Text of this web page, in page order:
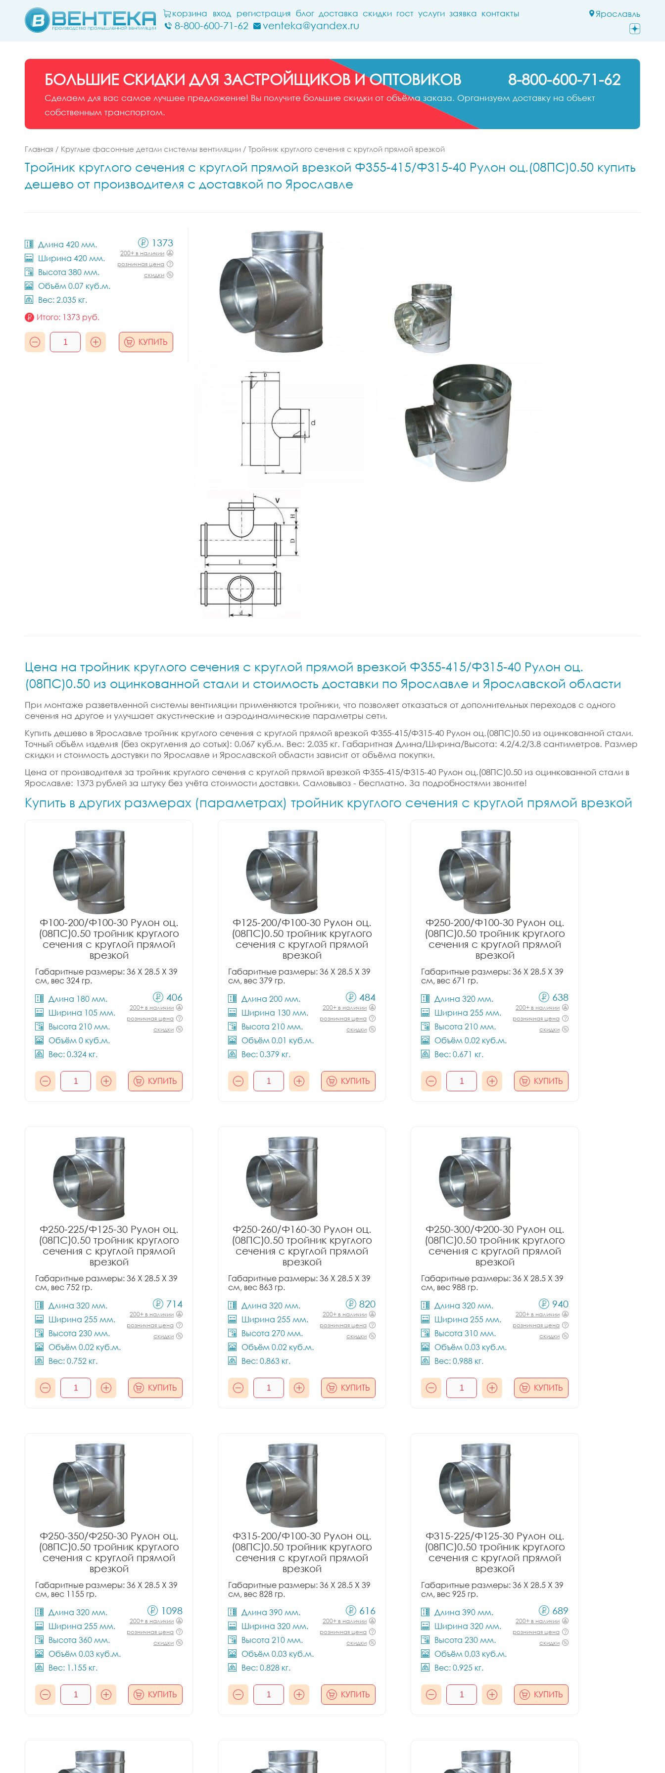
Ярославль
корзина вход регистрация блог доставка скидки гост услуги заявка контакты
8-800-600-71-62 venteka@yandex.ru
БОЛЬШИЕ СКИДКИ ДЛЯ ЗАСТРОЙЩИКОВ И ОПТОВИКОВ 8-800-600-71-62
Сделаем для вас самое лучшее предложение! Вы получите большие скидки от объёма заказа. Организуем доставку на объект
собственным транспортом.
Главная / Круглые фасонные детали системы вентиляции / Тройник круглого сечения с круглой прямой врезкой
Тройник круглого сечения с круглой прямой врезкой Ф355-415/Ф315-40 Рулон оц.(08ПС)0.50 купить
дешево от производителя с доставкой по Ярославле
Длина 420 мм.
Ширина 420 мм.
Высота 380 мм.
Объём 0.07 куб.м.
Вес: 2.035 кг.
1373
200+ в наличии
розничная цена
скидки
Итого: 1373 руб.
КУПИТЬ
Цена на тройник круглого сечения с круглой прямой врезкой Ф355-415/Ф315-40 Рулон оц.
(08ПС)0.50 из оцинкованной стали и стоимость доставки по Ярославле и Ярославской области
При монтаже разветвленной системы вентиляции применяются тройники, что позволяет отказаться от дополнительных переходов с одного
сечения на другое и улучшает акустические и аэродинамические параметры сети.
Купить дешево в Ярославле тройник круглого сечения с круглой прямой врезкой Ф355-415/Ф315-40 Рулон оц.(08ПС)0.50 из оцинкованной стали.
Точный объём изделия (без округления до сотых): 0.067 куб.м. Вес: 2.035 кг. Габаритная Длина/Ширина/Высота: 4.2/4.2/3.8 сантиметров. Размер
скидки и стоимость достувки по Ярославле и Ярославской области зависит от объёма покупки.
Цена от производителя за тройник круглого сечения с круглой прямой врезкой Ф355-415/Ф315-40 Рулон оц.(08ПС)0.50 из оцинкованной стали в
Ярославле: 1373 рублей за штуку без учёта стоимости доставки. Самовывоз - бесплатно. За подробностями звоните!
Купить в других размерах (параметрах) тройник круглого сечения с круглой прямой врезкой
Ф100-200/Ф100-30 Рулон оц.
(08ПС)0.50 тройник круглого
сечения с круглой прямой
врезкой
Габаритные размеры: 36 X 28.5 X 39
см, вес 324 гр.
Длина 180 мм.
Ширина 105 мм.
Высота 210 мм.
Объём 0 куб.м.
Вес: 0.324 кг.
406
200+ в наличии
розничная цена
скидки
КУПИТЬ
Ф125-200/Ф100-30 Рулон оц.
(08ПС)0.50 тройник круглого
сечения с круглой прямой
врезкой
Габаритные размеры: 36 X 28.5 X 39
см, вес 379 гр.
Длина 200 мм.
Ширина 130 мм.
Высота 210 мм.
Объём 0.01 куб.м.
Вес: 0.379 кг.
484
200+ в наличии
розничная цена
скидки
КУПИТЬ
Ф250-200/Ф100-30 Рулон оц.
(08ПС)0.50 тройник круглого
сечения с круглой прямой
врезкой
Габаритные размеры: 36 X 28.5 X 39
см, вес 671 гр.
Длина 320 мм.
Ширина 255 мм.
Высота 210 мм.
Объём 0.02 куб.м.
Вес: 0.671 кг.
638
200+ в наличии
розничная цена
скидки
КУПИТЬ
Ф250-225/Ф125-30 Рулон оц.
(08ПС)0.50 тройник круглого
сечения с круглой прямой
врезкой
Габаритные размеры: 36 X 28.5 X 39
см, вес 752 гр.
Длина 320 мм.
Ширина 255 мм.
Высота 230 мм.
Объём 0.02 куб.м.
Вес: 0.752 кг.
714
200+ в наличии
розничная цена
скидки
КУПИТЬ
Ф250-260/Ф160-30 Рулон оц.
(08ПС)0.50 тройник круглого
сечения с круглой прямой
врезкой
Габаритные размеры: 36 X 28.5 X 39
см, вес 863 гр.
Длина 320 мм.
Ширина 255 мм.
Высота 270 мм.
Объём 0.02 куб.м.
Вес: 0.863 кг.
820
200+ в наличии
розничная цена
скидки
КУПИТЬ
Ф250-300/Ф200-30 Рулон оц.
(08ПС)0.50 тройник круглого
сечения с круглой прямой
врезкой
Габаритные размеры: 36 X 28.5 X 39
см, вес 988 гр.
Длина 320 мм.
Ширина 255 мм.
Высота 310 мм.
Объём 0.03 куб.м.
Вес: 0.988 кг.
940
200+ в наличии
розничная цена
скидки
КУПИТЬ
Ф250-350/Ф250-30 Рулон оц.
(08ПС)0.50 тройник круглого
сечения с круглой прямой
врезкой
Габаритные размеры: 36 X 28.5 X 39
см, вес 1155 гр.
Длина 320 мм.
Ширина 255 мм.
Высота 360 мм.
Объём 0.03 куб.м.
Вес: 1.155 кг.
1098
200+ в наличии
розничная цена
скидки
КУПИТЬ
Ф315-200/Ф100-30 Рулон оц.
(08ПС)0.50 тройник круглого
сечения с круглой прямой
врезкой
Габаритные размеры: 36 X 28.5 X 39
см, вес 828 гр.
Длина 390 мм.
Ширина 320 мм.
Высота 210 мм.
Объём 0.03 куб.м.
Вес: 0.828 кг.
616
200+ в наличии
розничная цена
скидки
КУПИТЬ
Ф315-225/Ф125-30 Рулон оц.
(08ПС)0.50 тройник круглого
сечения с круглой прямой
врезкой
Габаритные размеры: 36 X 28.5 X 39
см, вес 925 гр.
Длина 390 мм.
Ширина 320 мм.
Высота 230 мм.
Объём 0.03 куб.м.
Вес: 0.925 кг.
689
200+ в наличии
розничная цена
скидки
КУПИТЬ